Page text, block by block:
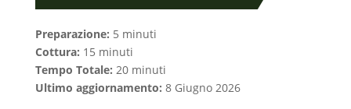
Preparazione: 5 minuti
Cottura: 15 minuti
Tempo Totale: 20 minuti
Ultimo aggiornamento: 8 Giugno 2026